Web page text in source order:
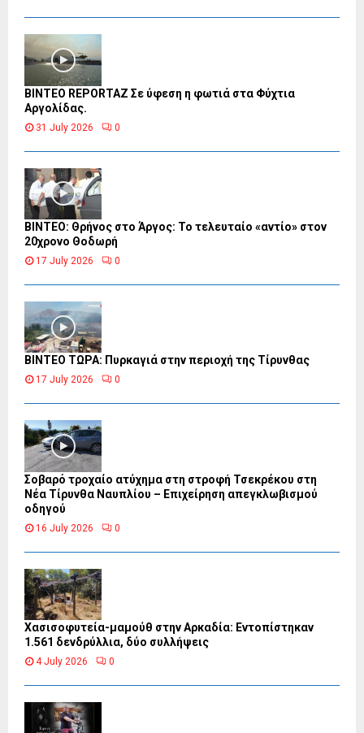
BINTEO REPORTAZ Σε ύφεση η φωτιά στα Φύχτια
Αργολίδας.
31 July 2026 0
ΒΙΝΤΕΟ: Θρήνος στο Άργος: Το τελευταίο «αντίο» στον
20χρονο Θοδωρή
17 July 2026 0
ΒΙΝΤΕΟ ΤΩΡΑ: Πυρκαγιά στην περιοχή της Τίρυνθας
17 July 2026 0
Σοβαρό τροχαίο ατύχημα στη στροφή Τσεκρέκου στη
Νέα Τίρυνθα Ναυπλίου – Επιχείρηση απεγκλωβισμού
οδηγού
16 July 2026 0
Χασισοφυτεία-μαμούθ στην Αρκαδία: Εντοπίστηκαν
1.561 δενδρύλλια, δύο συλλήψεις
4 July 2026 0